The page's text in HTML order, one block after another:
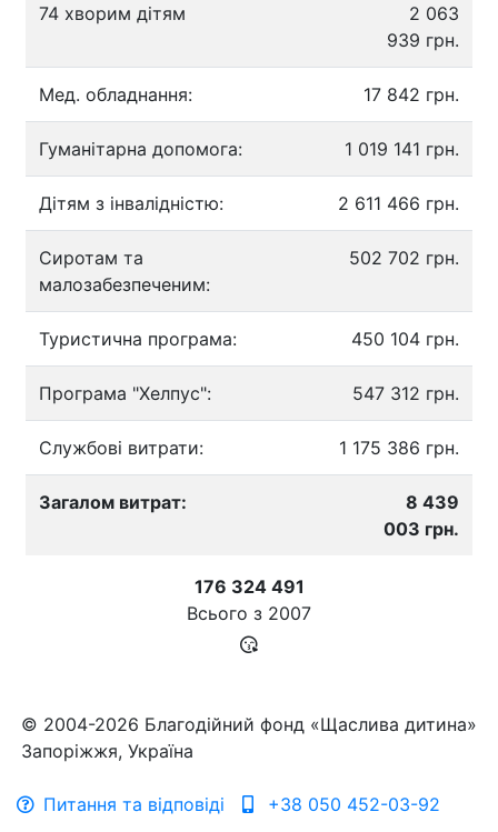
74 хворим дітям
2 063
939 грн.
Мед. обладнання: 17 842 грн.
Гуманітарна допомога: 1 019 141 грн.
Дітям з інвалідністю: 2 611 466 грн.
Сиротам та
малозабезпеченим:
502 702 грн.
Туристична програма: 450 104 грн.
Програма "Хелпус": 547 312 грн.
Службові витрати: 1 175 386 грн.
Загалом витрат:
8 439
003 грн.
176 324 491
Всього з 2007
© 2004-2026 Благодійний фонд «Щаслива дитина»
Запоріжжя, Україна
Питання та відповіді
+38 050 452-03-92